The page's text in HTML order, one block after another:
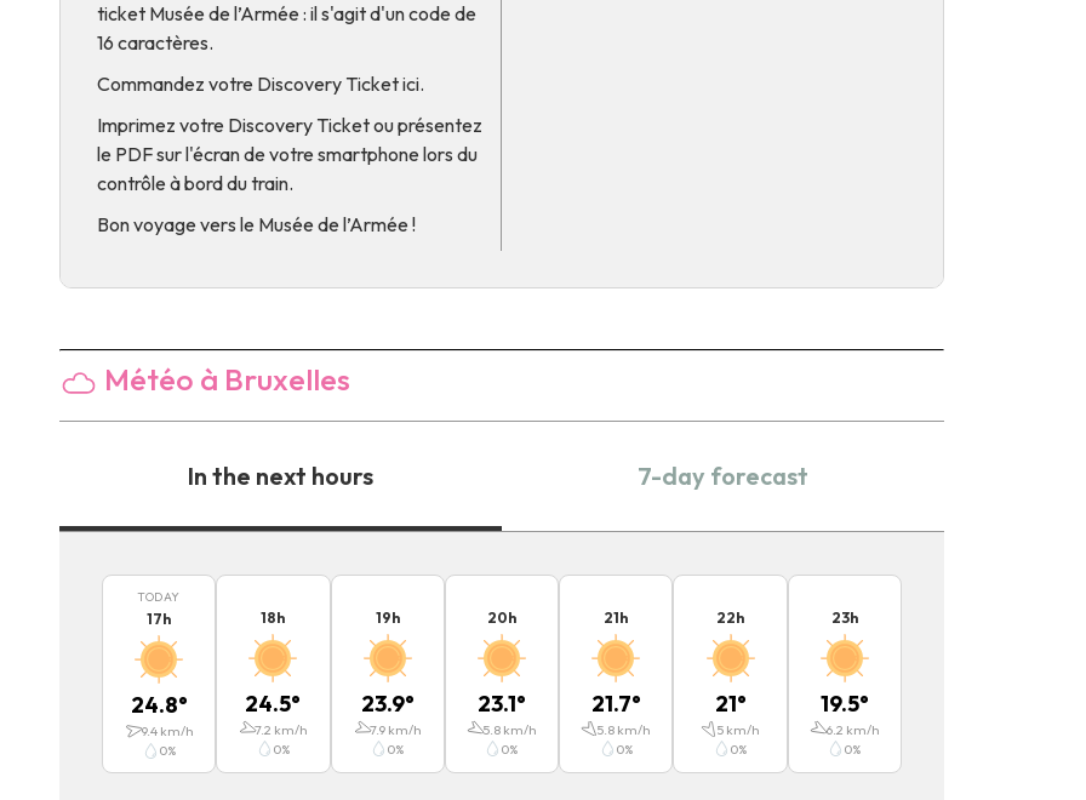
ticket Musée de l’Armée : il s'agit d'un code de
16 caractères.
Commandez votre Discovery Ticketici.
Imprimez votre Discovery Ticket ou présentez
le PDF sur l'écran de votre smartphone lors du
contrôle à bord du train.
Bon voyage vers le Musée de l’Armée !
Météo à Bruxelles
In the next hours 7-day forecast
TODAY
17h
24.8°
9.4km/h
0%
18h
24.5°
7.2 km/h
0%
19h
23.9°
7.9km/h
0%
20h
23.1°
5.8km/h
0%
21h
21.7°
5.8 km/h
0%
22h
21°
5 km/h
0%
23h
19.5°
6.2 km/h
0%